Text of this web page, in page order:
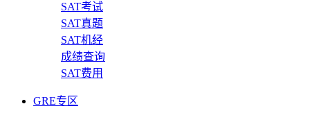
SAT考试
SAT真题
SAT机经
成绩查询
SAT费用
GRE专区